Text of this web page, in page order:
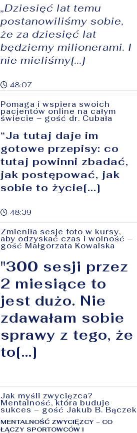
„Dziesięć lat temu
postanowiliśmy sobie,
że za dziesięć lat
będziemy milionerami. I
nie mieliśmy[...]
48:07
Pomaga i wspiera swoich
pacjentów online na całym
świecie – gość dr. Cubała
“Ja tutaj daje im
gotowe przepisy: co
tutaj powinni zbadać,
jak postępować, jak
sobie to życie[...]
48:39
Zmieniła sesje foto w kursy,
aby odzyskać czas i wolność –
gość Małgorzata Kowalska
"300 sesji przez
2 miesiące to
jest dużo. Nie
zdawałam sobie
sprawy z tego, że
to[...]
Jak myśli zwycięzca?
Mentalność, która buduje
sukces – gość Jakub B. Bączek
MENTALNOŚĆ ZWYCIĘZCY – CO
ŁĄCZY SPORTOWCÓW I